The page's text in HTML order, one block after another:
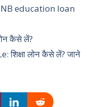
education loan
कैसे लें?
शिक्षा लोन कैसे लें? जाने